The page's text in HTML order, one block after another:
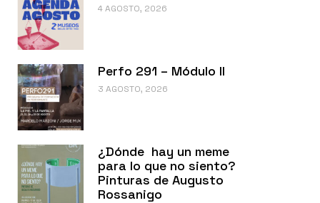
4 AGOSTO, 2026
Perfo 291 – Módulo II
3 AGOSTO, 2026
¿Dónde hay un meme
para lo que no siento?
Pinturas de Augusto
Rossanigo